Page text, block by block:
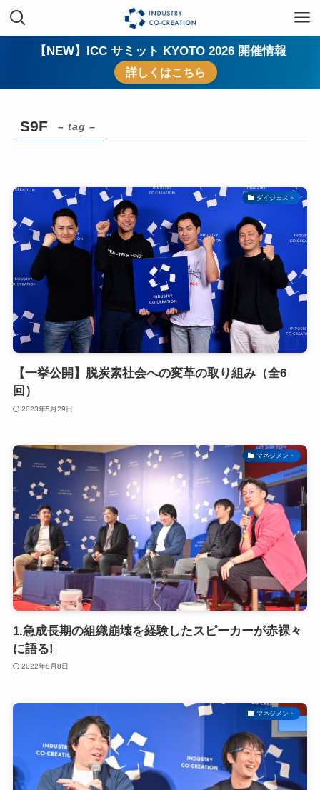
【NEW】ICC サミット KYOTO 2026 開催情報
詳しくはこちら
S9F – tag –
ダイジェスト
【一挙公開】脱炭素社会への変革の取り組み（全6
回）
2023年5月29日
マネジメント
1.急成長期の組織崩壊を経験したスピーカーが赤裸々
に語る!
2022年8月8日
マネジメント